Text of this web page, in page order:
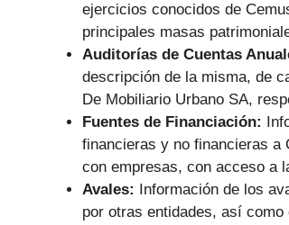
ejercicios conocidos de
principales masas
Auditorías de Cuentas
descripción de la misma, de
De Mobiliario Urbano SA,
Fuentes de Financiación:
financieras y no financieras a
con empresas, con acceso a
Avales: Información de los
por otras entidades, así